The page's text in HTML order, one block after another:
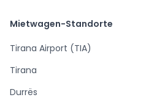
Mietwagen-Standorte
Tirana Airport (TIA)
Tirana
Durrës